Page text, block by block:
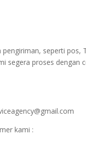
seperti pos,
segera proses dengan
kami :